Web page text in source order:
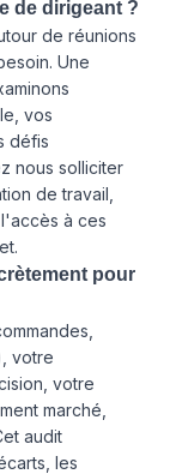
de dirigeant ?
de réunions
Une
vos
défis
nous solliciter
de travail,
à ces
pour
votre
votre
marché,
audit
les